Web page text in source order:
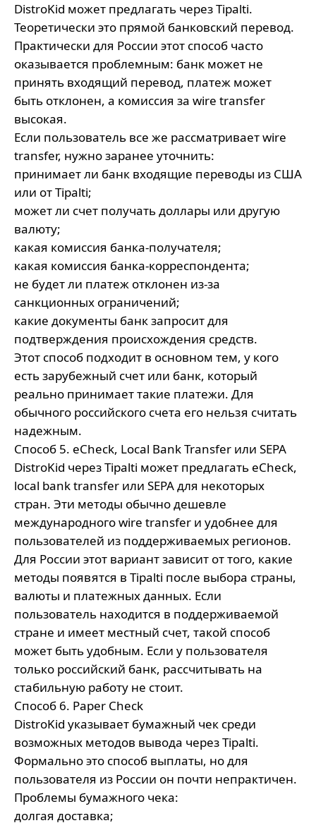
DistroKid может предлагать через Tipalti.
Теоретически это прямой банковский перевод.
Практически для России этот способ часто
оказывается проблемным: банк может не
принять входящий перевод, платеж может
быть отклонен, а комиссия за wire transfer
высокая.
Если пользователь все же рассматривает wire
transfer, нужно заранее уточнить:
принимает ли банк входящие переводы из США
или от Tipalti;
может ли счет получать доллары или другую
валюту;
какая комиссия банка-получателя;
какая комиссия банка-корреспондента;
не будет ли платеж отклонен из-за
санкционных ограничений;
какие документы банк запросит для
подтверждения происхождения средств.
Этот способ подходит в основном тем, у кого
есть зарубежный счет или банк, который
реально принимает такие платежи. Для
обычного российского счета его нельзя считать
надежным.
Способ 5. eCheck, Local Bank Transfer или SEPA
DistroKid через Tipalti может предлагать eCheck,
local bank transfer или SEPA для некоторых
стран. Эти методы обычно дешевле
международного wire transfer и удобнее для
пользователей из поддерживаемых регионов.
Для России этот вариант зависит от того, какие
методы появятся в Tipalti после выбора страны,
валюты и платежных данных. Если
пользователь находится в поддерживаемой
стране и имеет местный счет, такой способ
может быть удобным. Если у пользователя
только российский банк, рассчитывать на
стабильную работу не стоит.
Способ 6. Paper Check
DistroKid указывает бумажный чек среди
возможных методов вывода через Tipalti.
Формально это способ выплаты, но для
пользователя из России он почти непрактичен.
Проблемы бумажного чека:
долгая доставка;